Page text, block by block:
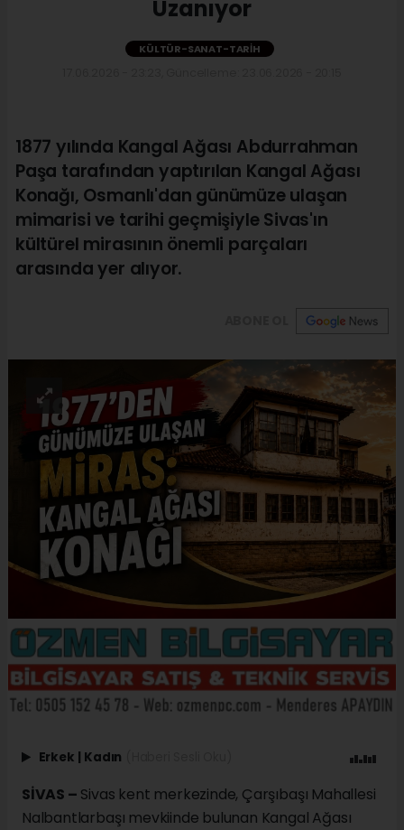
Uzanıyor
KÜLTÜR-SANAT-TARIH
1877 yılında Kangal Ağası Abdurrahman
Paşa tarafından yaptırılan Kangal Ağası
Konağı, Osmanlı'dan günümüze ulaşan
mimarisi ve tarihi geçmişiyle Sivas'ın
kültürel mirasının önemli parçaları
arasında yer alıyor.
Erkek Kadın
SİVAS – Sivas kent merkezinde, Çarşıbaşı Mahallesi
Nalbantlarbaşı mevkiinde bulunan Kangal Ağası